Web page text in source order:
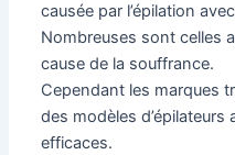
causée par l’épilation
Nombreuses sont celles
cause de la souffrance.
Cependant les marques
des modèles
efficaces.